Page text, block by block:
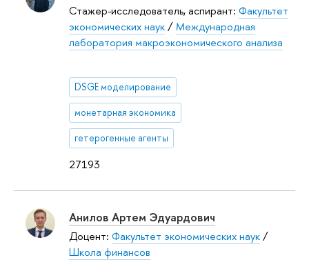
27193
Стажер-исследователь, аспирант: Факультет
экономических наук/Международная
лаборатория макроэкономического анализа
DSGE моделирование
монетарная экономика
гетерогенные агенты
Анилов Артем Эдуардович
Доцент: Факультет экономических наук/
Школа финансов